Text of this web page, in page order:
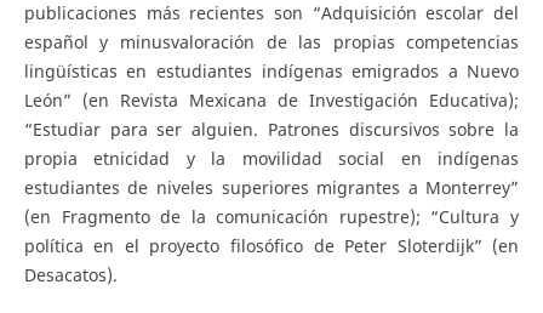
publicaciones más recientes son “Adquisición escolar del
español y minusvaloración de las propias competencias
lingüísticas en estudiantes indígenas emigrados a Nuevo
León” (en Revista Mexicana de Investigación Educativa);
“Estudiar para ser alguien. Patrones discursivos sobre la
propia etnicidad y la movilidad social en indígenas
estudiantes de niveles superiores migrantes a Monterrey”
(en Fragmento de la comunicación rupestre); “Cultura y
política en el proyecto filosófico de Peter Sloterdijk” (en
Desacatos).